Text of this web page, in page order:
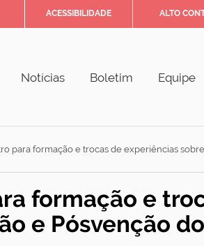
ACESSIBILIDADE ALTO
Notícias Boletim Equipe
para formação e trocas de experiências
formação e
e Pósvenção